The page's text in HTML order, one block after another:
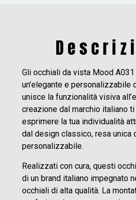
Gli occhiali da vista Mood
un’elegante e
unisce la funzionalità visiva
creazione dal marchio italiano
esprimere la tua individualità
dal design classico, resa unica
personalizzabile.
Realizzati con cura, questi
di un brand italiano impegnato
occhiali di alta qualità. La